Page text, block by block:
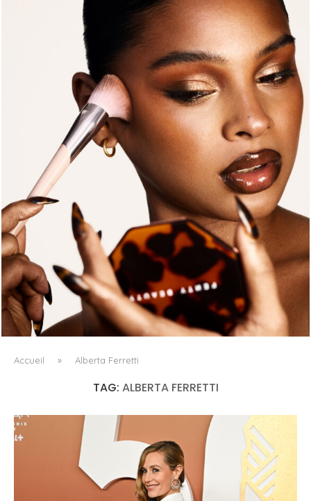
FENTY BEAUTY EXPLORE LA TEXTURE COMME LANGAGE
AVEC LE SUN STALK’R SOUFFLÉ...
Accueil » Alberta Ferretti
TAG: ALBERTA FERRETTI